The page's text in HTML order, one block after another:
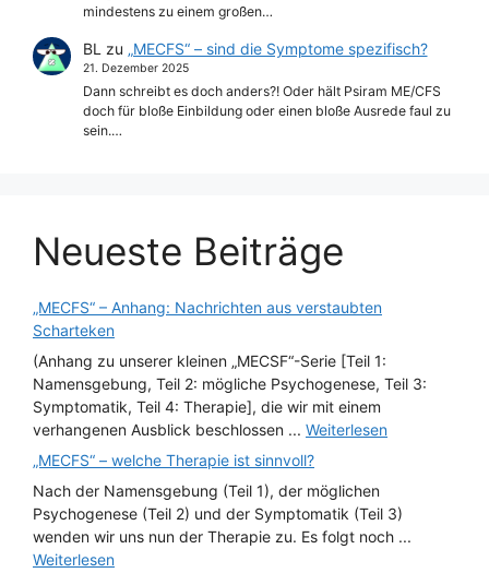
mindestens zu einem großen…
BL zu „MECFS“ – sind die Symptome spezifisch?
21. Dezember 2025
Dann schreibt es doch anders?! Oder hält Psiram ME/CFS
doch für bloße Einbildung oder einen bloße Ausrede faul zu
sein.…
Neueste Beiträge
„MECFS“ – Anhang: Nachrichten aus verstaubten
Scharteken
(Anhang zu unserer kleinen „MECSF“-Serie [Teil 1:
Namensgebung, Teil 2: mögliche Psychogenese, Teil 3:
Symptomatik, Teil 4: Therapie], die wir mit einem
verhangenen Ausblick beschlossen ... Weiterlesen
„MECFS“ – welche Therapie ist sinnvoll?
Nach der Namensgebung (Teil 1), der möglichen
Psychogenese (Teil 2) und der Symptomatik (Teil 3)
wenden wir uns nun der Therapie zu. Es folgt noch ...
Weiterlesen